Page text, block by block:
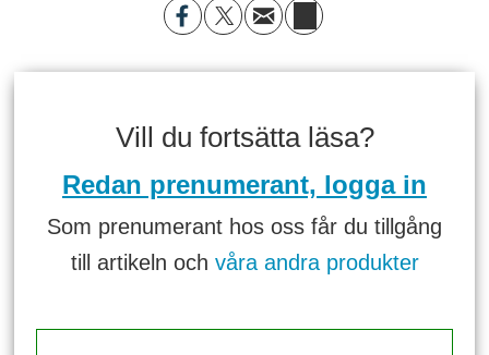
Vill du fortsätta läsa?
Redan prenumerant, logga in
Som prenumerant hos oss får du tillgång
till artikeln och våra andra produkter